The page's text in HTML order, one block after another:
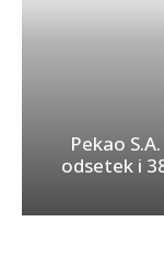
Pekao
odsetek i